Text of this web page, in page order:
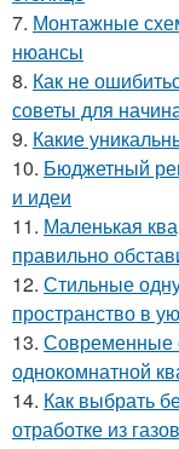
7. Монтажные
нюансы
8. Как не
советы для
9. Какие
10. Бюджетный
и идеи
11. Маленькая
правильно
12. Стильные
пространство в
13. Современные
однокомнатной
14. Как выбрать
отработке из